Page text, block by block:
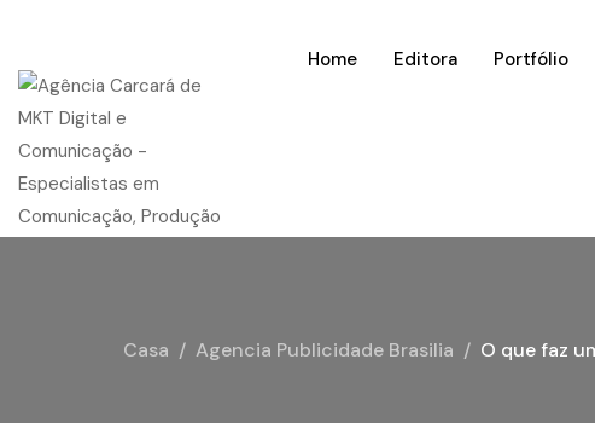
Home Editora Portfólio
Casa Agencia Publicidade Brasilia O que faz